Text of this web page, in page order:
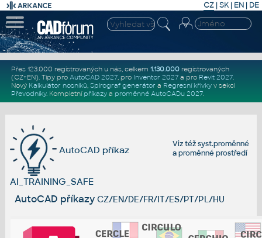
CZ | SK| EN | DE
Přes 123.000 registrovaných u nás, celkem 1.130.000registrovaných
(CZ+EN). Tipy pro AutoCAD 2027, pro Inventor 2027a pro Revit 2027.
Nový Kalkulátor nosníků, Spirograf generátor a Regresní křivkyv sekci
Převodníky. Kompletní příkazya proměnné AutoCADu 2027.
Viz téžsyst.proměnné
aproměnné prostředí
AutoCAD příkaz
AI_TRAINING_SAFE
AutoCAD příkazy CZ/EN/DE/FR/IT/ES/PT/PL/HU